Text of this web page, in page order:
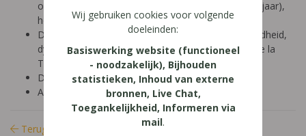
onderwijs (12-14 jaar), secundair onderwijs (14-18 jaar),
hoger onderwijs (18-24 jaar)
Diagnose: ADHD, ADD, autisme/ASS, hoogbegaafdheid,
dyscalculie, dyslexie, dyspraxie/DCD, NLD, Gilles de la
Tourette, dysfasie, leerproblemen
Domein: leren studeren, organisatie klas en school
Aard: praktisch
Terug naar bibliotheek
Wij gebruiken cookies voor volgende
doeleinden:
Basiswerking website (functioneel
- noodzakelijk), Bijhouden
statistieken, Inhoud van externe
bronnen, Live Chat,
Toegankelijkheid, Informeren via
mail.